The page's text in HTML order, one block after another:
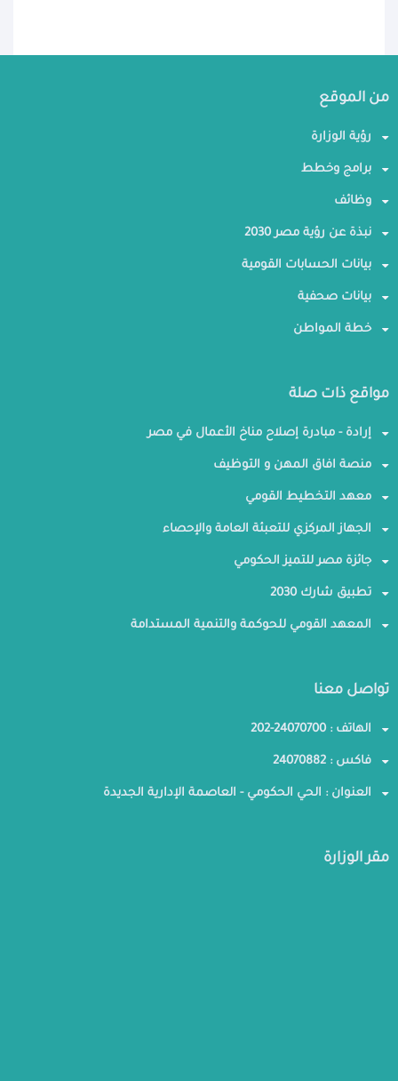
من الموقع
رؤية الوزارة
برامج وخطط
وظائف
نبذة عن رؤية مصر 2030
بيانات الحسابات القومية
بيانات صحفية
خطة المواطن
مواقع ذات صلة
إرادة - مبادرة إصلاح مناخ الأعمال في مصر
منصة افاق المهن و التوظيف
معهد التخطيط القومي
الجهاز المركزي للتعبئة العامة والإحصاء
جائزة مصر للتميز الحكومي
تطبيق شارك 2030
المعهد القومي للحوكمة والتنمية المستدامة
تواصل معنا
الهاتف : 24070700-202
فاكس : 24070882
العنوان : الحي الحكومي - العاصمة الإدارية الجديدة
مقر الوزارة